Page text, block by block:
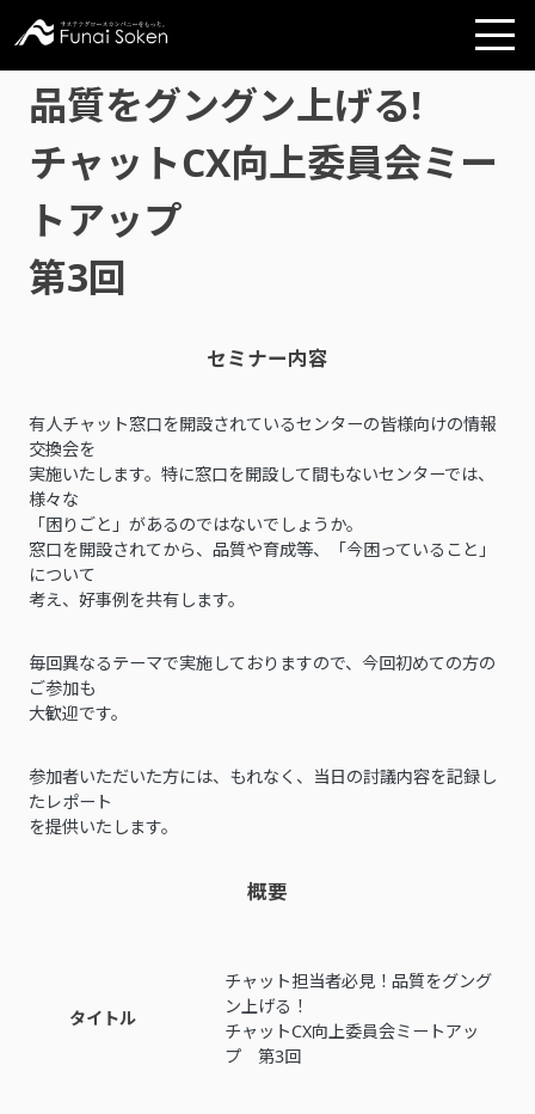
品質をグングン上げる!
チャットCX向上委員会ミー
トアップ
第3回
セミナー内容
有人チャット窓口を開設されているセンターの皆様向けの情報
交換会を
実施いたします。特に窓口を開設して間もないセンターでは、
様々な
「困りごと」があるのではないでしょうか。
窓口を開設されてから、品質や育成等、「今困っていること」
について
考え、好事例を共有します。
毎回異なるテーマで実施しておりますので、今回初めての方の
ご参加も
大歓迎です。
参加者いただいた方には、もれなく、当日の討議内容を記録し
たレポート
を提供いたします。
概要
タイトル
チャット担当者必見！品質をグング
ン上げる！
チャットCX向上委員会ミートアッ
プ 第3回